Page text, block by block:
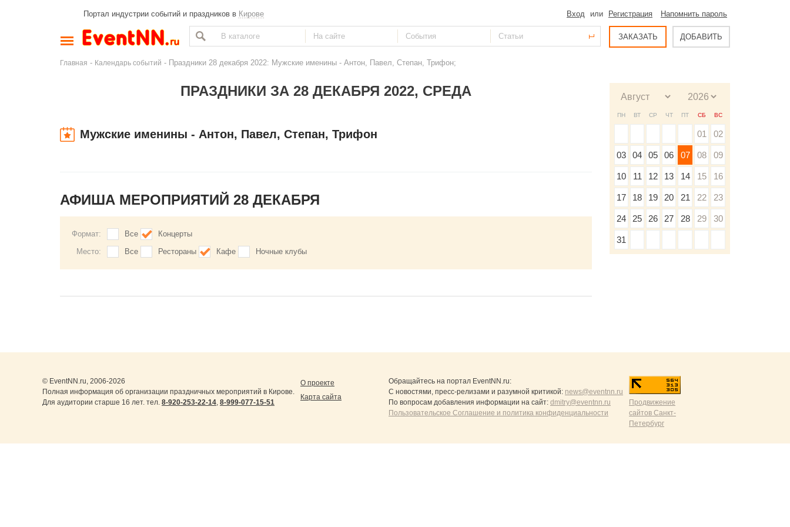
Портал индустрии событий и праздников в Кирове Вход или Регистрация Напомнить пароль
ЗАКАЗАТЬ ДОБАВИТЬ
Главная - Календарь событий - Праздники 28 декабря 2022: Мужские именины - Антон, Павел, Степан, Трифон;
ПРАЗДНИКИ ЗА 28 ДЕКАБРЯ 2022, СРЕДА
Мужские именины - Антон, Павел, Степан, Трифон
АФИША МЕРОПРИЯТИЙ 28 ДЕКАБРЯ
Формат: Все
Концерты
Место:
Все Рестораны Кафе Ночные клубы
ПН ВТ СР ЧТ ПТ СБ ВС
01 02
03 04 05 06 07 08 09
10 11 12 13 14 15 16
17 18 19 20 21 22 23
24 25 26 27 28 29 30
31
© EventNN.ru, 2006-2026
Полная информация об организации праздничных мероприятий в Кирове.
Для аудитории старше 16 лет. тел. 8-920-253-22-14, 8-999-077-15-51
О проекте
Карта сайта
Обращайтесь на портал EventNN.ru:
С новостями, пресс-релизами и разумной критикой: news@eventnn.ru
По вопросам добавления информации на сайт: dmitry@eventnn.ru
Пользовательское Соглашение и политика конфиденциальности
Продвижение
сайтов Санкт-
Петербург